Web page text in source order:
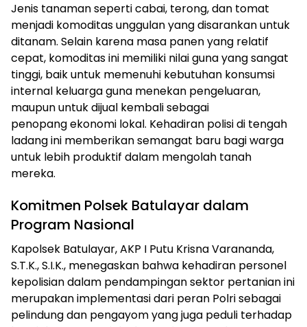
Jenis tanaman seperti cabai, terong, dan tomat
menjadi komoditas unggulan yang disarankan untuk
ditanam. Selain karena masa panen yang relatif
cepat, komoditas ini memiliki nilai guna yang sangat
tinggi, baik untuk memenuhi kebutuhan konsumsi
internal keluarga guna menekan pengeluaran,
maupun untuk dijual kembali sebagai
penopang ekonomi lokal. Kehadiran polisi di tengah
ladang ini memberikan semangat baru bagi warga
untuk lebih produktif dalam mengolah tanah
mereka.
Komitmen Polsek Batulayar dalam
Program Nasional
Kapolsek Batulayar, AKP I Putu Krisna Varananda,
S.T.K., S.I.K., menegaskan bahwa kehadiran personel
kepolisian dalam pendampingan sektor pertanian ini
merupakan implementasi dari peran Polri sebagai
pelindung dan pengayom yang juga peduli terhadap